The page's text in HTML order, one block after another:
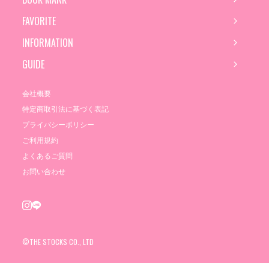
FAVORITE
INFORMATION
GUIDE
会社概要
特定商取引法に基づく表記
プライバシーポリシー
ご利用規約
よくあるご質問
お問い合わせ
©THE STOCKS CO., LTD